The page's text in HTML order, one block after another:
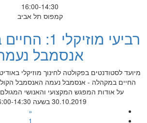
16:00-14:30
קמפוס תל אביב
רביעי
אנסמבל
מיועד לסטודנטים בפקולטה לחינוך מוזיקלי
החיים במקהלה - אנסמבל נעמה האנסמבל
על אודות המפגש המקצועי והאנושי
30.10.2019 בשעה 16:00-14:30
«
1